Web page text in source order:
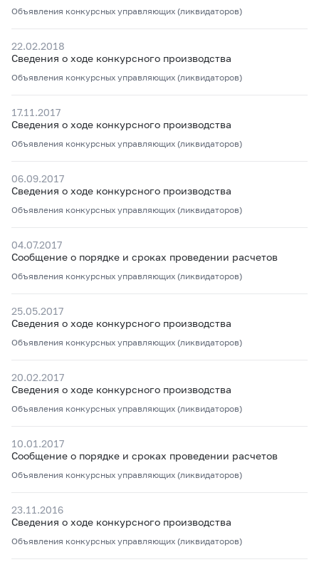
Объявления конкурсных управляющих (ликвидаторов)
22.02.2018
Сведения о ходе конкурсного производства
Объявления конкурсных управляющих (ликвидаторов)
17.11.2017
Сведения о ходе конкурсного производства
Объявления конкурсных управляющих (ликвидаторов)
06.09.2017
Сведения о ходе конкурсного производства
Объявления конкурсных управляющих (ликвидаторов)
04.07.2017
Сообщение о порядке и сроках проведении расчетов
Объявления конкурсных управляющих (ликвидаторов)
25.05.2017
Сведения о ходе конкурсного производства
Объявления конкурсных управляющих (ликвидаторов)
20.02.2017
Сведения о ходе конкурсного производства
Объявления конкурсных управляющих (ликвидаторов)
10.01.2017
Сообщение о порядке и сроках проведении расчетов
Объявления конкурсных управляющих (ликвидаторов)
23.11.2016
Сведения о ходе конкурсного производства
Объявления конкурсных управляющих (ликвидаторов)